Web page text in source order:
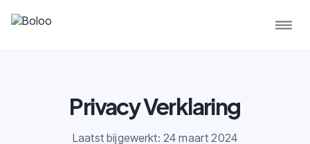
Privacy Verklaring
Laatst bijgewerkt: 24 maart 2024